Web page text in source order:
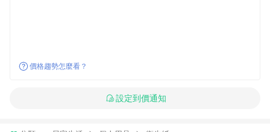
價格趨勢怎麼看？
設定到價通知